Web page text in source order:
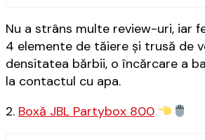
Nu a strâns multe review-uri, iar
4 elemente de tăiere și trusă de
densitatea bărbii, o încărcare a
la contactul cu apa.
2. Boxă JBL Partybox 800